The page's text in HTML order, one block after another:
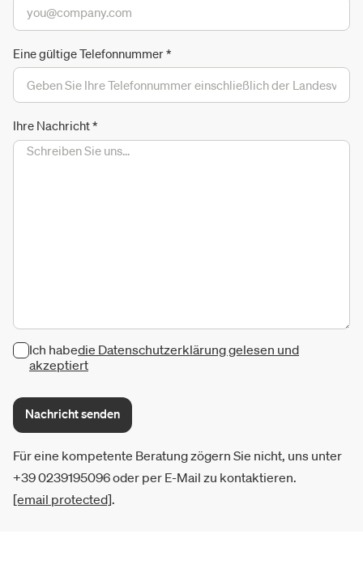
Eine gültige Telefonnummer*
Ihre Nachricht*
Ich habedie Datenschutzerklärung gelesen und
akzeptiert
Nachricht senden
Für eine kompetente Beratung zögern Sie nicht, uns unter
+39 0239195096 oder per E-Mail zu kontaktieren.
[email protected].